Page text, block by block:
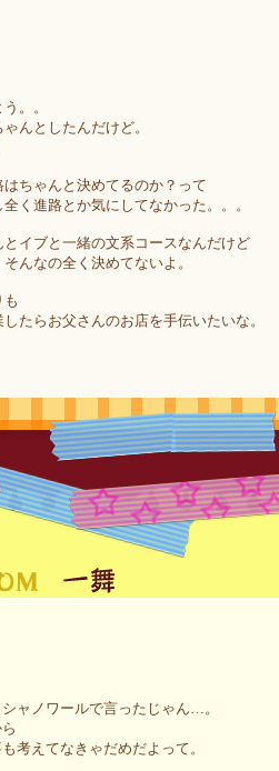
。。
んとしたんだけど。
ちゃんと決めてるのか？って
く進路とか気にしてなかった。。。
とイブと一緒の文系コースなんだけど
んなの全く決めてないよ。
たらお父さんのお店を手伝いたいな。
ャノワールで言ったじゃん…。
考えてなきゃだめだよって。